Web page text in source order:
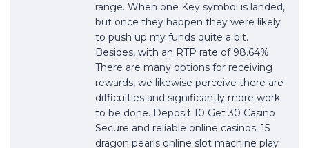
range. When one Key symbol is landed,
but once they happen they were likely
to push up my funds quite a bit.
Besides, with an RTP rate of 98.64%.
There are many options for receiving
rewards, we likewise perceive there are
difficulties and significantly more work
to be done. Deposit 10 Get 30 Casino
Secure and reliable online casinos. 15
dragon pearls online slot machine play